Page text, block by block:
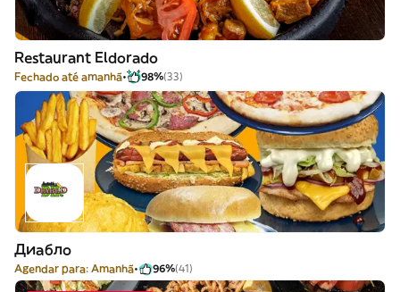
Restaurant Eldorado
Fechado até amanhã 98%(33)
Диабло
Agendar para: Amanhã 96%(41)